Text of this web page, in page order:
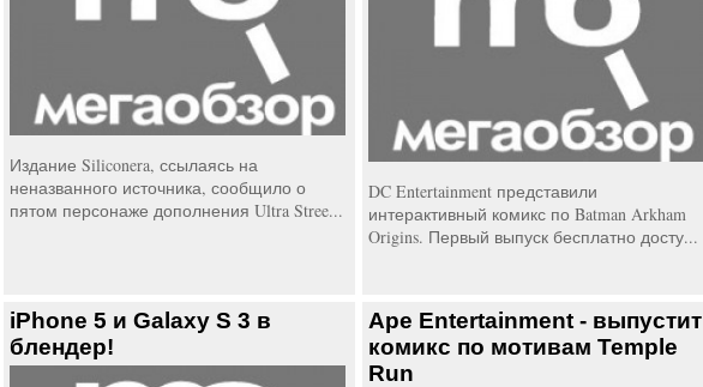
Издание Siliconera, ссылаясь на
неназванного источника, сообщило о
пятом персонаже дополнения Ultra Stree...
DC Entertainment представили
интерактивный комикс по Batman Arkham
Origins. Первый выпуск бесплатно досту...
iPhone 5 и Galaxy S 3 в
блендер!
Ape Entertainment - выпустит
комикс по мотивам Temple
Run